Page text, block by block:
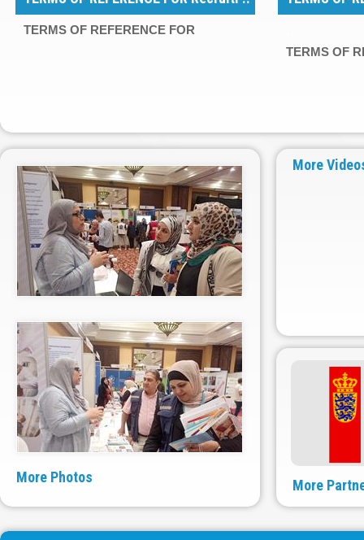
TERMS OF REFERENCE FOR
TERMS OF
More Photos
More
More